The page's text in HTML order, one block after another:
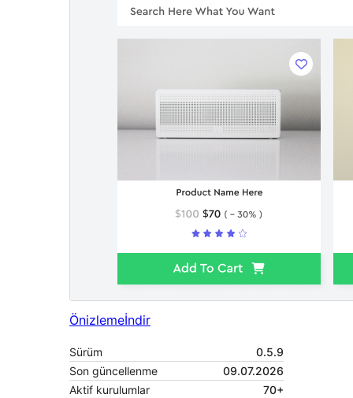
Önizlemeİndir
Sürüm
0.5.9
Son güncellenme
09.07.2026
Aktif kurulumlar
70+